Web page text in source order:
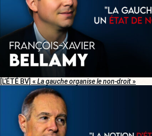
[L’ÉTÉ BV] « La gauche organise le non-droit»